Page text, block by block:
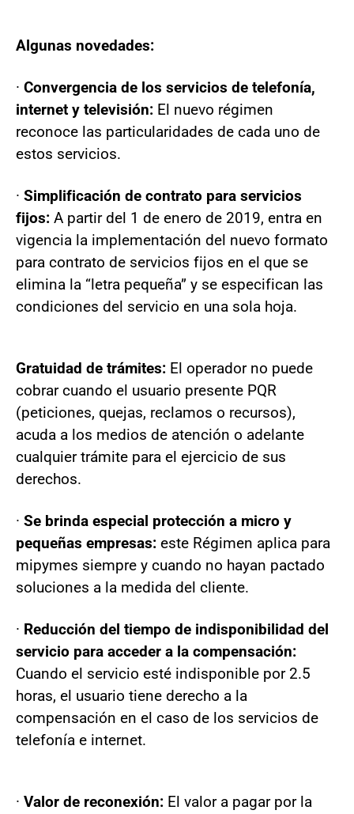
Algunas novedades:
· Convergencia de los servicios de telefonía,
internet y televisión: El nuevo régimen
reconoce las particularidades de cada uno de
estos servicios.
· Simplificación de contrato para servicios
fijos: A partir del 1 de enero de 2019, entra en
vigencia la implementación del nuevo formato
para contrato de servicios fijos en el que se
elimina la “letra pequeña” y se especifican las
condiciones del servicio en una sola hoja.
Gratuidad de trámites: El operador no puede
cobrar cuando el usuario presente PQR
(peticiones, quejas, reclamos o recursos),
acuda a los medios de atención o adelante
cualquier trámite para el ejercicio de sus
derechos.
· Se brinda especial protección a micro y
pequeñas empresas: este Régimen aplica para
mipymes siempre y cuando no hayan pactado
soluciones a la medida del cliente.
· Reducción del tiempo de indisponibilidad del
servicio para acceder a la compensación:
Cuando el servicio esté indisponible por 2.5
horas, el usuario tiene derecho a la
compensación en el caso de los servicios de
telefonía e internet.
· Valor de reconexión: El valor a pagar por la